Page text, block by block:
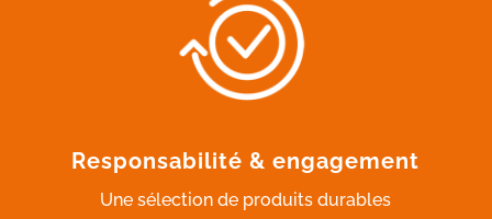
Responsabilité & engagement
Une sélection de produits durables